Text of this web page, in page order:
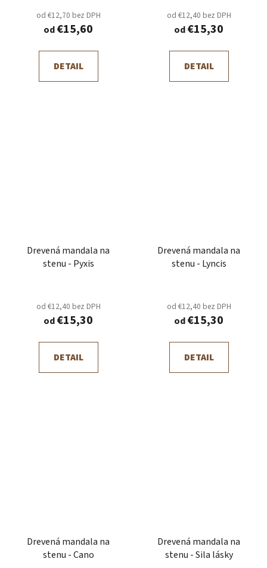
od €12,70 bez DPH
od€15,60
DETAIL
od €12,40 bez DPH
od€15,30
DETAIL
Drevená mandala na
stenu - Pyxis
od €12,40 bez DPH
od€15,30
DETAIL
Drevená mandala na
stenu - Lyncis
od €12,40 bez DPH
od€15,30
DETAIL
Drevená mandala na
stenu - Cano
Drevená mandala na
stenu - Sila lásky